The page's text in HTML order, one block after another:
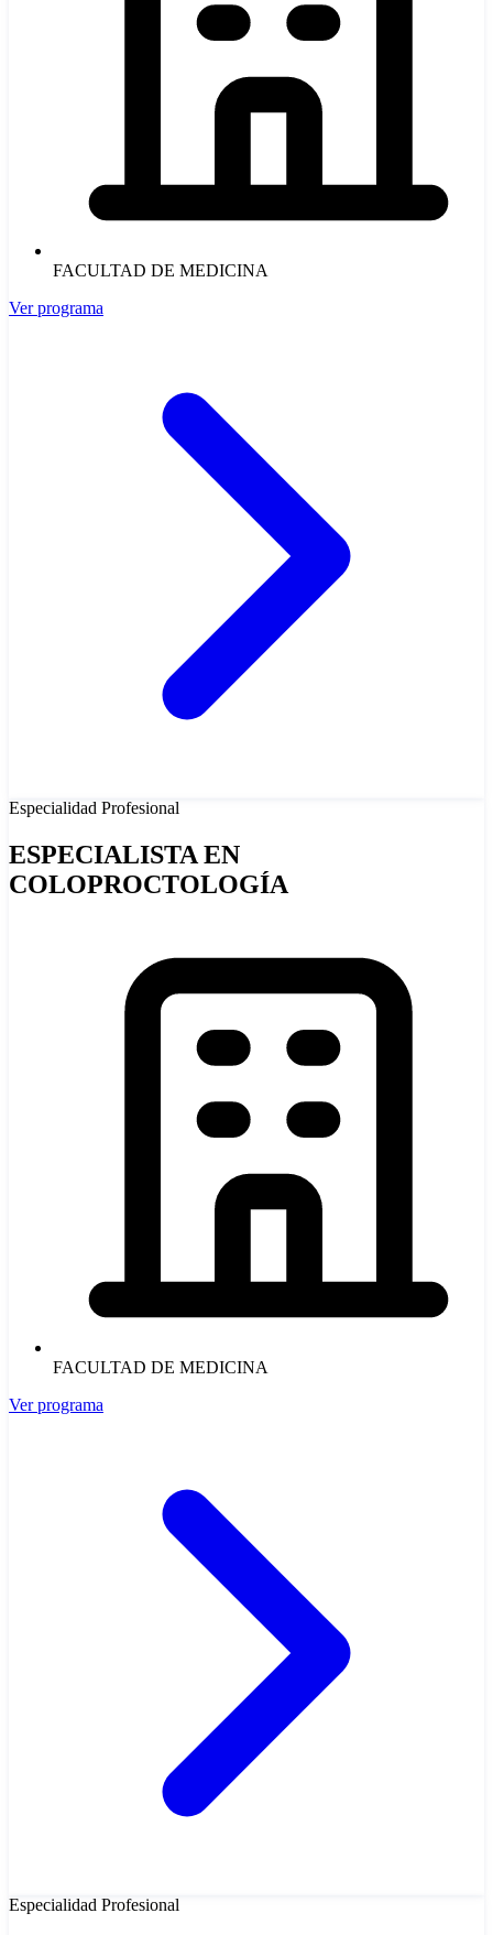
FACULTAD DE MEDICINA
Ver programa
Especialidad Profesional
ESPECIALISTA EN
COLOPROCTOLOGÍA
FACULTAD DE MEDICINA
Ver programa
Especialidad Profesional